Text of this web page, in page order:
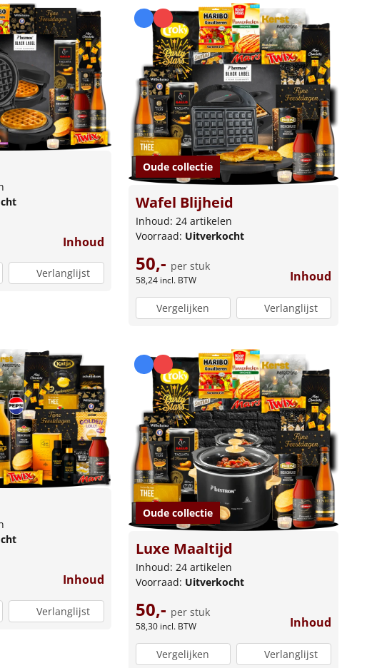
Inhoud
Verlanglijst
Oude collectie
Wafel Blijheid
Inhoud: 24 artikelen
Voorraad: Uitverkocht
50,- per stuk
58,24 incl. BTW Inhoud
Vergelijken Verlanglijst
Inhoud
Verlanglijst
Oude collectie
Luxe Maaltijd
Inhoud: 24 artikelen
Voorraad: Uitverkocht
50,- per stuk
58,30 incl. BTW Inhoud
Vergelijken Verlanglijst